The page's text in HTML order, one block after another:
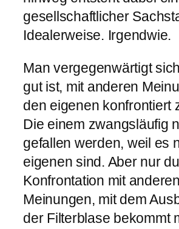
gesellschaftlicher
Idealerweise. Irgendwie.
Man vergegenwärtigt
gut ist, mit anderen
den eigenen konfrontiert
Die einem zwangsläufig
gefallen werden, weil es
eigenen sind. Aber nur
Konfrontation mit anderen
Meinungen, mit dem
der Filterblase bekommt